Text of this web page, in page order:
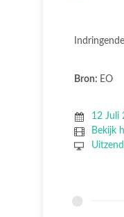
Bron: EO
12 Juli
Bekijk